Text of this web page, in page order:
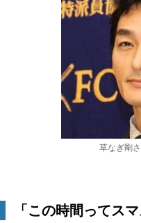
草なぎ剛
「この時間ってス